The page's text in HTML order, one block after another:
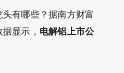
有哪些？据南方财富
显示， 电解铝上市公